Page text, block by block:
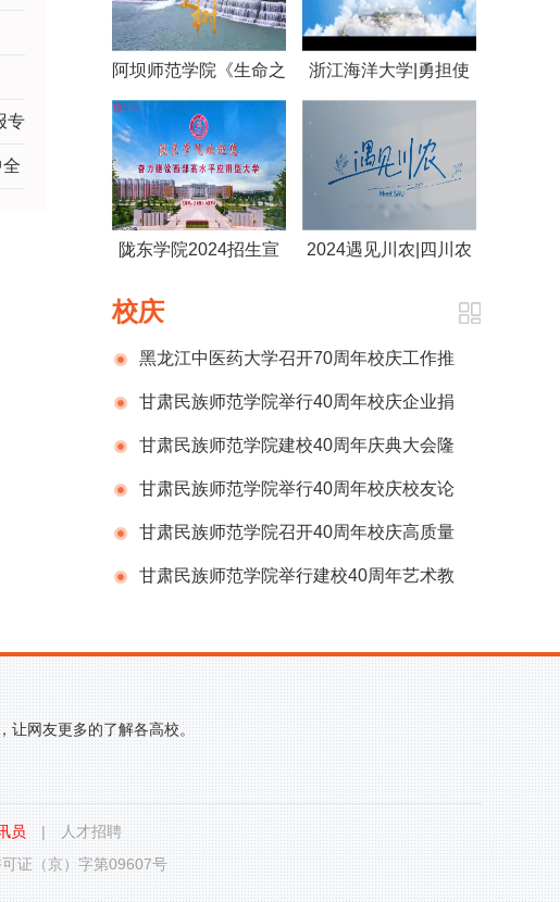
专
阿坝师范学院《生命之
树》
浙江海洋大学|勇担使
色鲜明，国内一流的海
洋大学而奋斗！
陇东学院2024招生宣 2024遇见川农|四川农
校庆
黑龙江中医药大学召开70周年校庆工作推
进会议甘肃民族师范学院举行40周年校庆企业捐
赠仪式甘肃民族师范学院建校40周年庆典大会隆
重举行甘肃民族师范学院举行40周年校庆校友论
坛 甘肃民族师范学院召开40周年校庆高质量
发展论坛
甘肃民族师范学院举行建校40周年艺术教
让网友更多的了解各高校。
员 |
人才招聘
证（京）字第09607号